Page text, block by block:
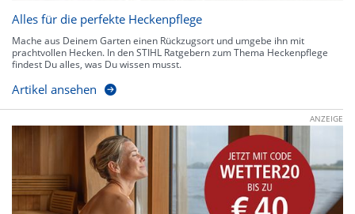
Alles für die perfekte Heckenpflege
Mache aus Deinem Garten einen Rückzugsort und umgebe ihn mit
prachtvollen Hecken. In den STIHL Ratgebern zum Thema Heckenpflege
findest Du alles, was Du wissen musst.
Artikel ansehen
ANZEIGE